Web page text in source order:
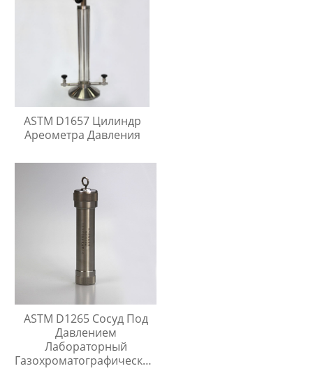
ASTM D1657 Цилиндр
Ареометра Давления
ASTM D1265 Сосуд Под
Давлением
Лабораторный
Газохроматографический